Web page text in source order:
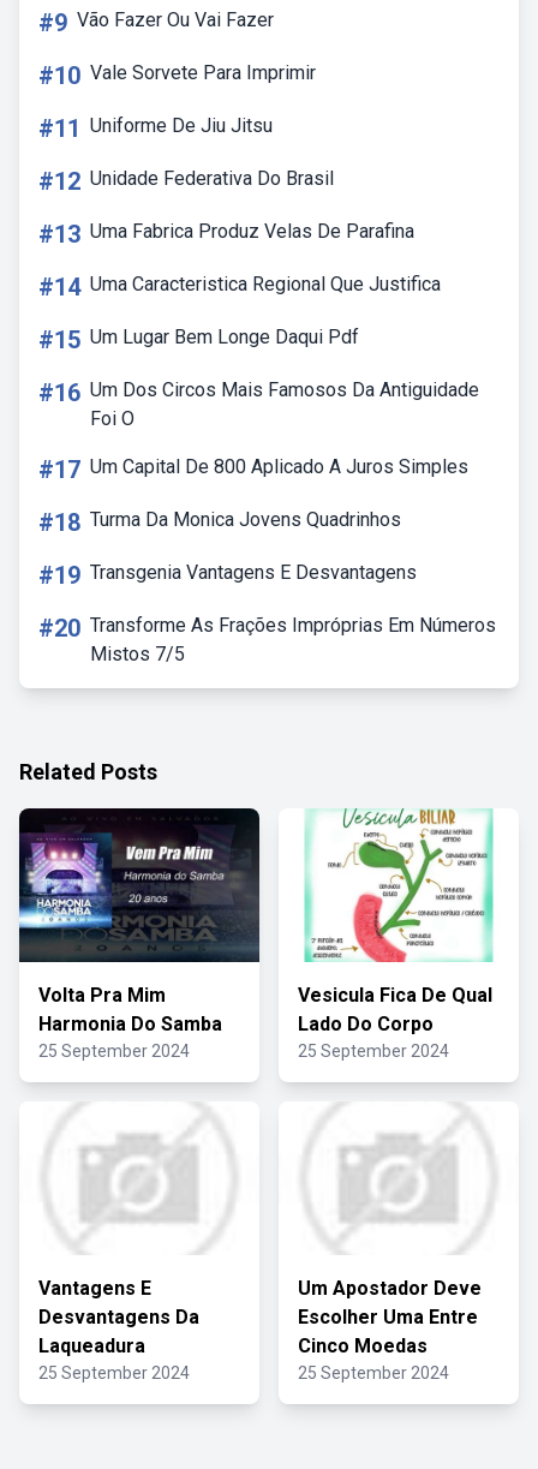
#9 Vão Fazer Ou Vai Fazer
#10 Vale Sorvete Para Imprimir
#11 Uniforme De Jiu Jitsu
#12 Unidade Federativa Do Brasil
#13 Uma Fabrica Produz Velas De Parafina
#14 Uma Caracteristica Regional Que Justifica
#15 Um Lugar Bem Longe Daqui Pdf
#16 Um Dos Circos Mais Famosos Da Antiguidade
Foi O
#17 Um Capital De 800 Aplicado A Juros Simples
#18 Turma Da Monica Jovens Quadrinhos
#19 Transgenia Vantagens E Desvantagens
#20 Transforme As Frações Impróprias Em Números
Mistos 7/5
Related Posts
Volta Pra Mim
Harmonia Do Samba
25 September 2024
Vesicula Fica De Qual
Lado Do Corpo
25 September 2024
Vantagens E
Desvantagens Da
Laqueadura
25 September 2024
Um Apostador Deve
Escolher Uma Entre
Cinco Moedas
25 September 2024